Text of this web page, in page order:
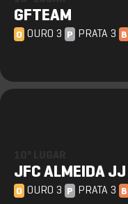
GFTEAM
O OURO 3 P PRATA 3 B
JFC ALMEIDA JJ
O OURO 3 P PRATA 3 B